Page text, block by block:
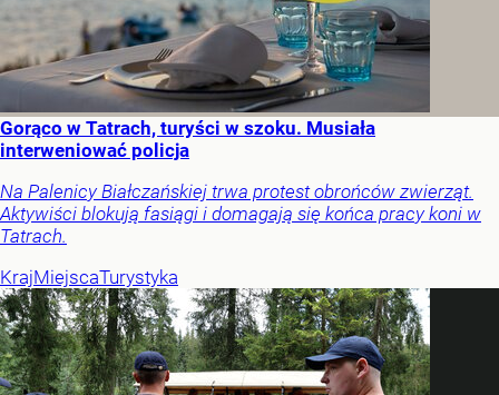
Gorąco w Tatrach, turyści w szoku. Musiała
interweniować policja
Na Palenicy Białczańskiej trwa protest obrońców zwierząt.
Aktywiści blokują fasiągi i domagają się końca pracy koni w
Tatrach.
KrajMiejscaTurystyka